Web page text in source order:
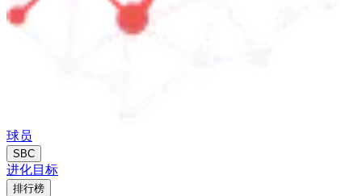
球员
SBC
进化目标
排行榜